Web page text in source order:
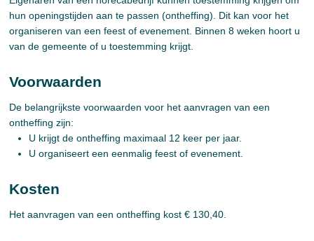
hun openingstijden aan te passen (ontheffing). Dit kan voor het
organiseren van een feest of evenement. Binnen 8 weken hoort u
van de gemeente of u toestemming krijgt.
Voorwaarden
De belangrijkste voorwaarden voor het aanvragen van een
ontheffing zijn:
U krijgt de ontheffing maximaal 12 keer per jaar.
U organiseert een eenmalig feest of evenement.
Kosten
Het aanvragen van een ontheffing kost € 130,40.